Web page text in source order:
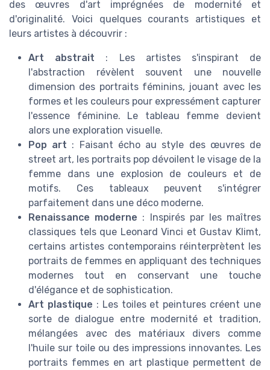
des œuvres d'art imprégnées de modernité et
d'originalité. Voici quelques courants artistiques et
leurs artistes à découvrir :
Art abstrait : Les artistes s'inspirant de
l'abstraction révèlent souvent une nouvelle
dimension des portraits féminins, jouant avec les
formes et les couleurs pour expressément capturer
l'essence féminine. Le tableau femme devient
alors une exploration visuelle.
Pop art : Faisant écho au style des œuvres de
street art, les portraits pop dévoilent le visage de la
femme dans une explosion de couleurs et de
motifs. Ces tableaux peuvent s'intégrer
parfaitement dans une déco moderne.
Renaissance moderne : Inspirés par les maîtres
classiques tels que Leonard Vinci et Gustav Klimt,
certains artistes contemporains réinterprètent les
portraits de femmes en appliquant des techniques
modernes tout en conservant une touche
d'élégance et de sophistication.
Art plastique : Les toiles et peintures créent une
sorte de dialogue entre modernité et tradition,
mélangées avec des matériaux divers comme
l'huile sur toile ou des impressions innovantes. Les
portraits femmes en art plastique permettent de